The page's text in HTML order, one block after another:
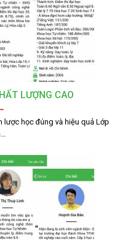
LƯỢNG CAO
lược học đúng và hiệu quả Lớp